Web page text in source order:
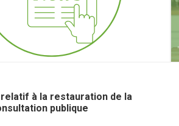
à la restauration de la
publique